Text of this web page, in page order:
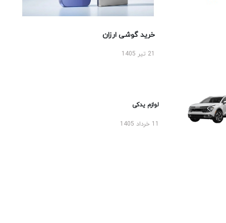
خرید گوشی ارزان
لوازم یدکی